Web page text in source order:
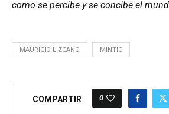
como se percibe y se concibe el
MAURICIO LIZCANO MINTIC
COMPARTIR 0